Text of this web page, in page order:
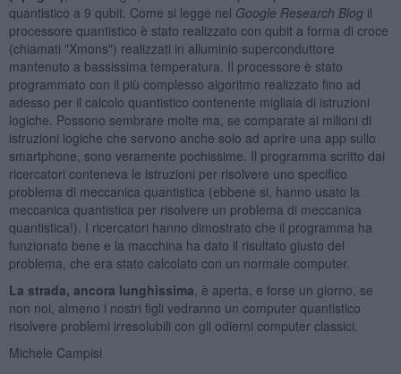
quantistico a 9 qubit. Come si legge nel Google Research Blogil
processore quantistico è stato realizzato con qubit a forma di croce
(chiamati "Xmons") realizzati in alluminio superconduttore
mantenuto a bassissima temperatura. Il processore è stato
programmato con il più complesso algoritmo realizzato fino ad
adesso per il calcolo quantistico contenente migliaia di istruzioni
logiche. Possono sembrare molte ma, se comparate ai milioni di
istruzioni logiche che servono anche solo ad aprire una app sullo
smartphone, sono veramente pochissime. Il programma scritto dai
ricercatori conteneva le istruzioni per risolvere uno specifico
problema di meccanica quantistica (ebbene si, hanno usato la
meccanica quantistica per risolvere un problema di meccanica
quantistica!). I ricercatori hanno dimostrato che il programma ha
funzionato bene e la macchina ha dato il risultato giusto del
problema, che era stato calcolato con un normale computer.
La strada, ancora lunghissima , è aperta, e forse un giorno, se
non noi, almeno i nostri figli vedranno un computer quantistico
risolvere problemi irresolubili con gli odierni computer classici.
Michele Campisi